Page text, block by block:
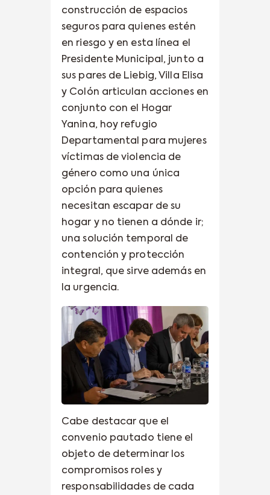
construcción de espacios
seguros para quienes estén
en riesgo y en esta línea el
Presidente Municipal, junto a
sus pares de Liebig, Villa Elisa
y Colón articulan acciones en
conjunto con el Hogar
Yanina, hoy refugio
Departamental para mujeres
víctimas de violencia de
género como una única
opción para quienes
necesitan escapar de su
hogar y no tienen a dónde ir;
una solución temporal de
contención y protección
integral, que sirve además en
la urgencia.
Cabe destacar que el
convenio pautado tiene el
objeto de determinar los
compromisos roles y
responsabilidades de cada